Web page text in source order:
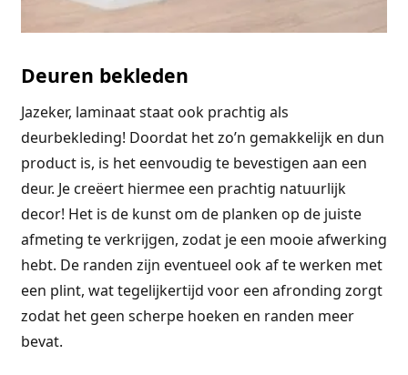
Deuren bekleden
Jazeker, laminaat staat ook prachtig als
deurbekleding! Doordat het zo’n gemakkelijk en dun
product is, is het eenvoudig te bevestigen aan een
deur. Je creëert hiermee een prachtig natuurlijk
decor! Het is de kunst om de planken op de juiste
afmeting te verkrijgen, zodat je een mooie afwerking
hebt. De randen zijn eventueel ook af te werken met
een plint, wat tegelijkertijd voor een afronding zorgt
zodat het geen scherpe hoeken en randen meer
bevat.